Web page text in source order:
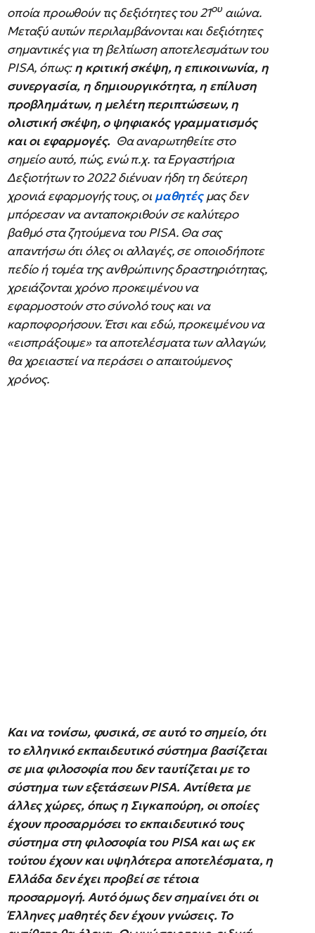
οποία προωθούν τις δεξιότητες του 21ουαιώνα.
Μεταξύ αυτών περιλαμβάνονται και δεξιότητες
σημαντικές για τη βελτίωση αποτελεσμάτων του
PISA, όπως:η κριτική σκέψη, η επικοινωνία, η
συνεργασία, η δημιουργικότητα, η επίλυση
προβλημάτων, η μελέτη περιπτώσεων, η
ολιστική σκέψη, ο ψηφιακός γραμματισμός
και οι εφαρμογές. Θα αναρωτηθείτε στο
σημείο αυτό, πώς, ενώ π.χ. τα Εργαστήρια
Δεξιοτήτων το 2022 διένυαν ήδη τη δεύτερη
χρονιά εφαρμογής τους, οι μαθητέςμας δεν
μπόρεσαν να ανταποκριθούν σε καλύτερο
βαθμό στα ζητούμενα του PISA. Θα σας
απαντήσω ότι όλες οι αλλαγές, σε οποιοδήποτε
πεδίο ή τομέα της ανθρώπινης δραστηριότητας,
χρειάζονται χρόνο προκειμένου να
εφαρμοστούν στο σύνολό τους και να
καρποφορήσουν. Έτσι και εδώ, προκειμένου να
«εισπράξουμε» τα αποτελέσματα των αλλαγών,
θα χρειαστεί να περάσει ο απαιτούμενος
χρόνος.
Και να τονίσω, φυσικά, σε αυτό το σημείο, ότι
το ελληνικό εκπαιδευτικό σύστημα βασίζεται
σε μια φιλοσοφία που δεν ταυτίζεται με το
σύστημα των εξετάσεωνPISA. Αντίθετα με
άλλες χώρες, όπως η Σιγκαπούρη, οι οποίες
έχουν προσαρμόσει το εκπαιδευτικό τους
σύστημα στη φιλοσοφία τουPISA και ως εκ
τούτου έχουν και υψηλότερα αποτελέσματα, η
Ελλάδα δεν έχει προβεί σε τέτοια
προσαρμογή. Αυτό όμως δεν σημαίνει ότι οι
Έλληνες μαθητές δεν έχουν γνώσεις. Το